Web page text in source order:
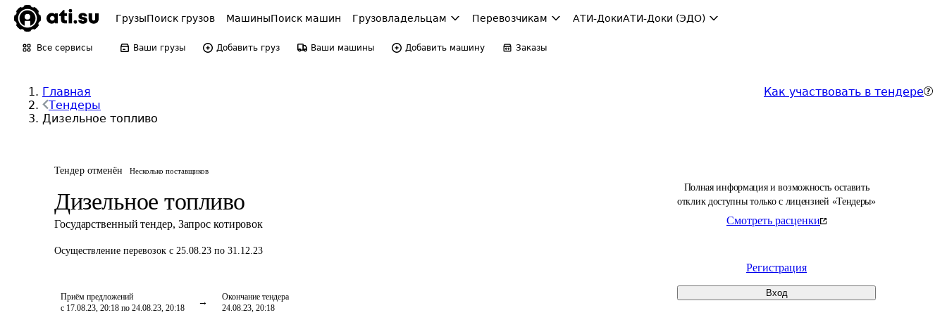
ГрузыПоиск грузов МашиныПоиск машин Грузовладельцам Перевозчикам АТИ-ДокиАТИ-Доки (ЭДО)
Все сервисы Ваши грузы Добавить груз Ваши машины Добавить машину Заказы
Главная
Тендеры
Дизельное топливо
Как участвовать в тендере
Тендер отменён Несколько поставщиков
Дизельное топливо
Государственный тендер, Запрос котировок
Осуществление перевозок с 25.08.23 по 31.12.23
Приём предложений
с 17.08.23, 20:18 по 24.08.23, 20:18
Окончание тендера
24.08.23, 20:18
Полная информация и возможность оставить
отклик доступны только с лицензией «Тендеры»
Смотреть расценки
Регистрация
Вход